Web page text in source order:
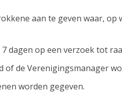
aan te geven ​waar, op
dagen op een verzoek tot
de Verenigingsmanager
worden gegeven.